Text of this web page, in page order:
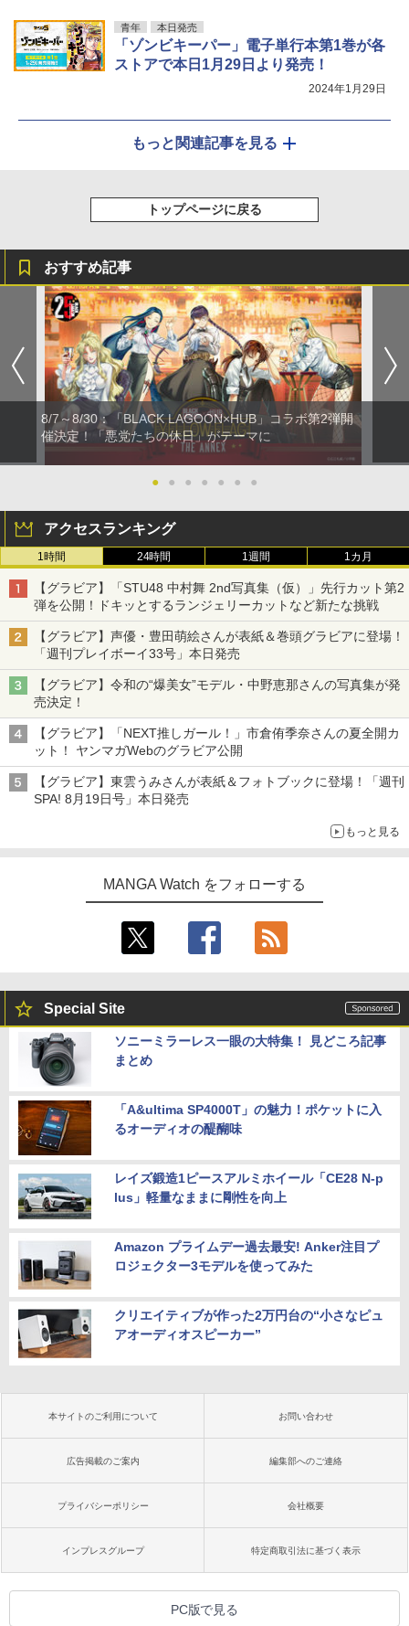
青年 本日発売
「ゾンビキーパー」電子単行本第1巻が各
ストアで本日1月29日より発売！
2024年1月29日
もっと関連記事を見る
トップページに戻る
おすすめ記事
8/7～8/30：「BLACK LAGOON×HUB」コラボ第2弾開
催決定！「悪党たちの休日」がテーマに
● ● ● ● ● ● ●
アクセスランキング
1時間 24時間 1週間 1カ月
【グラビア】「STU48 中村舞 2nd写真集（仮）」先行カット第2
弾を公開！ドキッとするランジェリーカットなど新たな挑戦
【グラビア】声優・豊田萌絵さんが表紙＆巻頭グラビアに登場！
「週刊プレイボーイ33号」本日発売
【グラビア】令和の“爆美女”モデル・中野恵那さんの写真集が発
売決定！
【グラビア】「NEXT推しガール！」市倉侑季奈さんの夏全開カ
ット！ ヤンマガWebのグラビア公開
【グラビア】東雲うみさんが表紙＆フォトブックに登場！「週刊
SPA! 8月19日号」本日発売
もっと見る
MANGA Watch をフォローする
Special Site
ソニーミラーレス一眼の大特集！ 見どころ記事
まとめ
「A&ultima SP4000T」の魅力！ポケットに入
るオーディオの醍醐味
レイズ鍛造1ピースアルミホイール「CE28 N-p
lus」軽量なままに剛性を向上
Amazon プライムデー過去最安! Anker注目プ
ロジェクター3モデルを使ってみた
クリエイティブが作った2万円台の“小さなピュ
アオーディオスピーカー”
本サイトのご利用について お問い合わせ
広告掲載のご案内 編集部へのご連絡
プライバシーポリシー 会社概要
インプレスグループ 特定商取引法に基づく表示
PC版で見る